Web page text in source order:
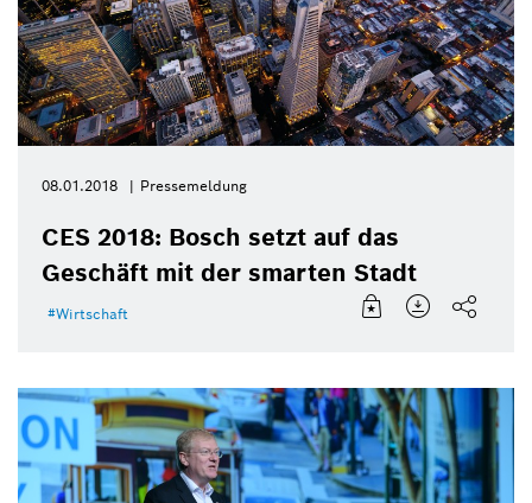
08.01.2018 Pressemeldung
CES 2018: Bosch setzt auf das
Geschäft mit der smarten Stadt
Wirtschaft